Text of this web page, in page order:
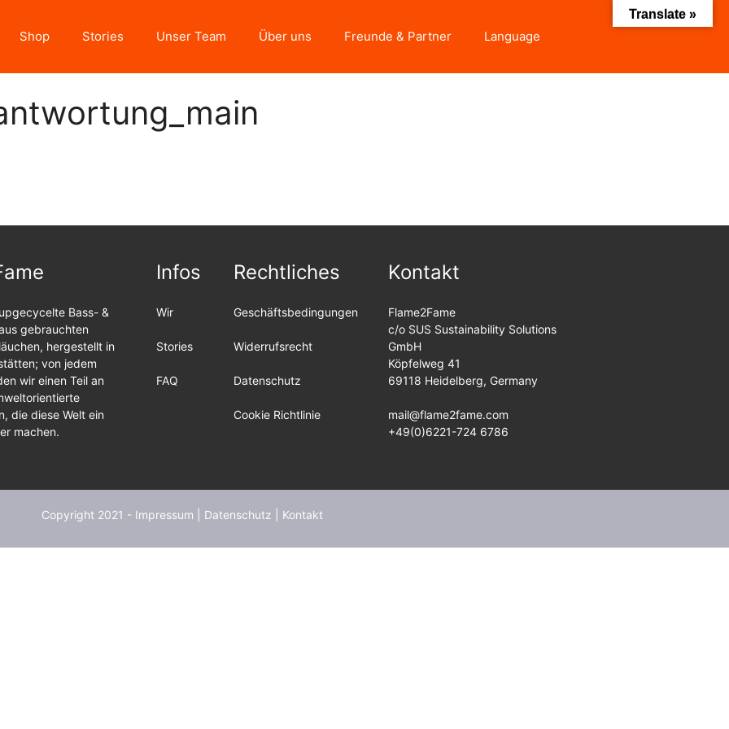
Shop Stories Unser Team Über uns Freunde & Partner Language
Bass- &
gebrauchten
hergestellt in
von jedem
wir einen Teil an
die diese Welt ein
machen.
Infos
Wir
Stories
FAQ
Rechtliches
Geschäftsbedingungen
Widerrufsrecht
Datenschutz
Cookie Richtlinie
Kontakt
Flame2Fame
c/o SUS Sustainability Solutions
GmbH
Köpfelweg 41
69118 Heidelberg, Germany
mail@flame2fame.com
+49(0)6221-724 6786
Copyright 2021 - Impressum Datenschutz Kontakt
Translate »